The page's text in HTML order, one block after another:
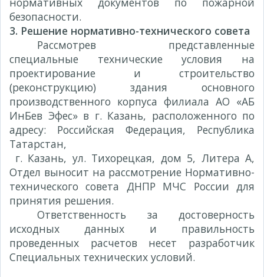
безопасности.
3. Решение нормативно-технического совета
Рассмотрев представленные
специальные технические условия на
проектирование и строительство
(реконструкцию) здания основного
производственного корпуса филиала АО «АБ
ИнБев Эфес» в г. Казань, расположенного по
адресу: Российская Федерация, Республика
Татарстан,
г. Казань, ул. Тихорецкая, дом 5, Литера А,
Отдел выносит на рассмотрение Нормативно-
технического совета ДНПР МЧС России для
принятия решения.
Ответственность за достоверность
исходных данных и правильность
проведенных расчетов несет разработчик
Специальных технических условий.